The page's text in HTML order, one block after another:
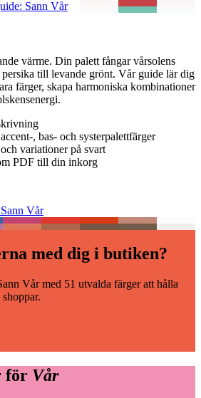
värme. Din palett fångar vårsolens
till levande grönt. Vår guide lär dig
färger, skapa harmoniska kombinationer
, bas- och systerpalettfärger
variationer på svart
PDF till din inkorg
Vår
med dig i butiken?
Vår med 51 utvalda färger att hålla
för Vår